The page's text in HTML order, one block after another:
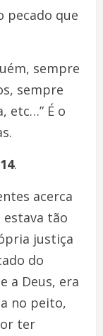
pecado que
sempre
sempre
etc…” É o
.
acerca
estava tão
justiça
do
a Deus, era
no peito,
ter